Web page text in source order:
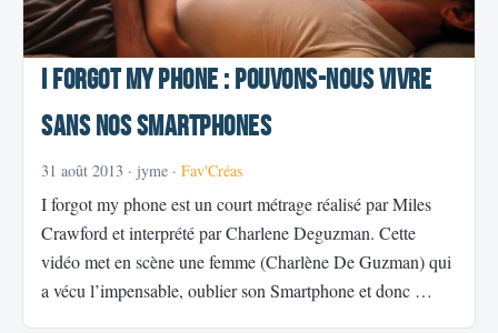
I forgot my phone : Pouvons-nous vivre
sans nos Smartphones
31 août 2013 · jyme · Fav'Créas
I forgot my phone est un court métrage réalisé par Miles
Crawford et interprété par Charlene Deguzman. Cette
vidéo met en scène une femme (Charlène De Guzman) qui
a vécu l’impensable, oublier son Smartphone et donc …